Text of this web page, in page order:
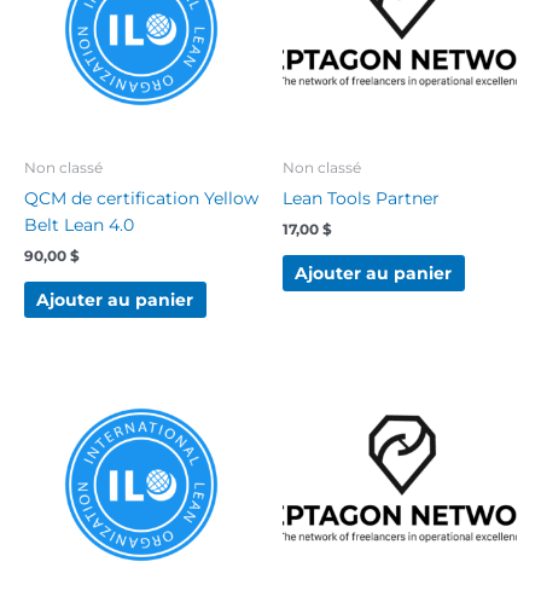
Non classé
QCM de certification Yellow
Belt Lean 4.0
90,00 $
Ajouter au panier
Non classé
Lean Tools Partner
17,00 $
Ajouter au panier